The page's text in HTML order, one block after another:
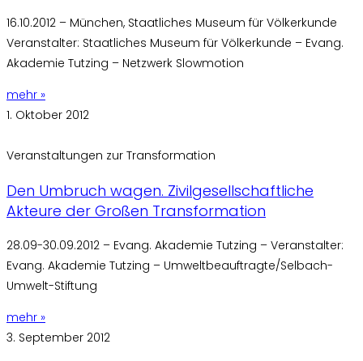
16.10.2012 – München, Staatliches Museum für Völkerkunde
Veranstalter: Staatliches Museum für Völkerkunde – Evang.
Akademie Tutzing – Netzwerk Slowmotion
mehr »
1. Oktober 2012
Veranstaltungen zur Transformation
Den Umbruch wagen. Zivilgesellschaftliche
Akteure der Großen Transformation
28.09-30.09.2012 – Evang. Akademie Tutzing – Veranstalter:
Evang. Akademie Tutzing – Umweltbeauftragte/Selbach-
Umwelt-Stiftung
mehr »
3. September 2012